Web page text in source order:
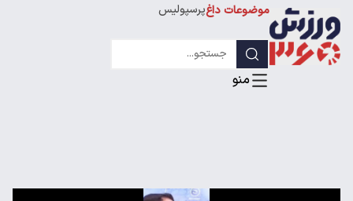
موضوعات داغپرسپولیس
لیگ قهرمانان